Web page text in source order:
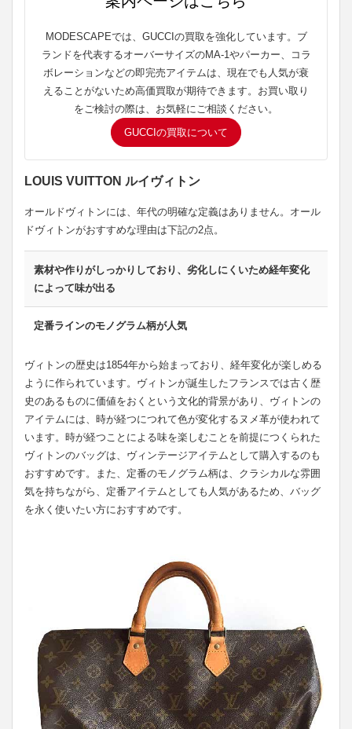
MODESCAPEでは、GUCCIの買取を強化しています。ブ
ランドを代表するオーバーサイズのMA-1やパーカー、コラ
ボレーションなどの即完売アイテムは、現在でも人気が衰
えることがないため高価買取が期待できます。お買い取り
をご検討の際は、お気軽にご相談ください。
GUCCIの買取について
LOUIS VUITTON ルイヴィトン
オールドヴィトンには、年代の明確な定義はありません。オール
ドヴィトンがおすすめな理由は下記の2点。
素材や作りがしっかりしており、劣化しにくいため経年変化
によって味が出る
定番ラインのモノグラム柄が人気
ヴィトンの歴史は1854年から始まっており、経年変化が楽しめる
ように作られています。ヴィトンが誕生したフランスでは古く歴
史のあるものに価値をおくという文化的背景があり、ヴィトンの
アイテムには、時が経つにつれて色が変化するヌメ革が使われて
います。時が経つことによる味を楽しむことを前提につくられた
ヴィトンのバッグは、ヴィンテージアイテムとして購入するのも
おすすめです。また、定番のモノグラム柄は、クラシカルな雰囲
気を持ちながら、定番アイテムとしても人気があるため、バッグ
を永く使いたい方におすすめです。